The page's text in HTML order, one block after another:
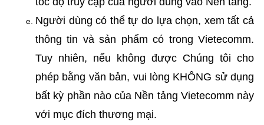
Người dùng có thể tự do lựa chọn, xem tất cả
thông tin và sản phẩm có trong Vietecomm.
Tuy nhiên, nếu không được Chúng tôi cho
phép bằng văn bản, vui lòng KHÔNG sử dụng
bất kỳ phần nào của Nền tảng Vietecomm này
với mục đích thương mại.